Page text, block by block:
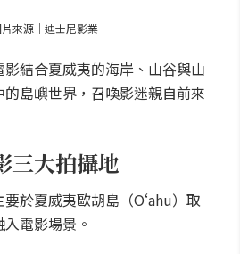
來源｜迪士尼影業
影結合夏威夷的海岸、山谷與山
島嶼世界，召喚影迷親自前來
三大拍攝地
於夏威夷歐胡島（Oʻahu）取
電影場景。